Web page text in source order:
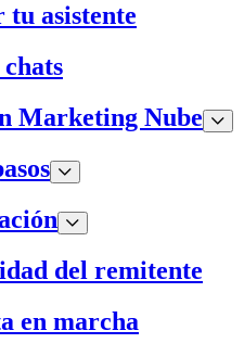
asistente
Marketing Nube
del remitente
en marcha